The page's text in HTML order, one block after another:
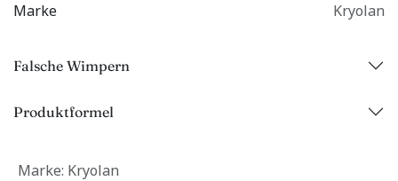
Marke Kryolan
Falsche Wimpern
Produktformel
Marke: Kryolan